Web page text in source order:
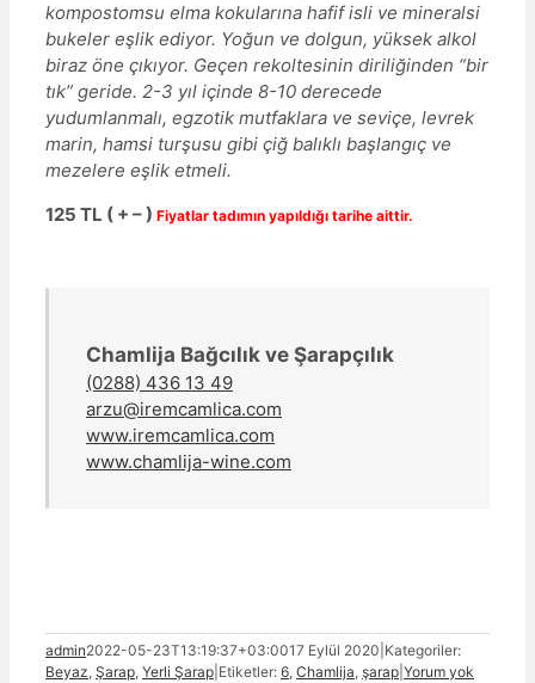
kompostomsu elma kokularına hafif isli ve mineralsi
bukeler eşlik ediyor. Yoğun ve dolgun, yüksek alkol
biraz öne çıkıyor. Geçen rekoltesinin diriliğinden “bir
tık” geride. 2-3 yıl içinde 8-10 derecede
yudumlanmalı, egzotik mutfaklara ve seviçe, levrek
marin, hamsi turşusu gibi çiğ balıklı başlangıç ve
mezelere eşlik etmeli.
125 TL ( + – ) Fiyatlar tadımın yapıldığı tarihe aittir.
Chamlija Bağcılık ve Şarapçılık
(0288) 436 13 49
arzu@iremcamlica.com
www.iremcamlica.com
www.chamlija-wine.com
admin2022-05-23T13:19:37+03:0017 Eylül 2020 Kategoriler:
Beyaz, Şarap, Yerli Şarap Etiketler: 6, Chamlija, şarap Yorum yok